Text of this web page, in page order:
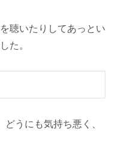
聴いたりしてあっとい
た。
うにも気持ち悪く、